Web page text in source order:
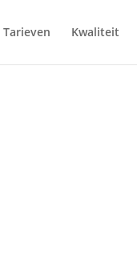
Tarieven Kwaliteit